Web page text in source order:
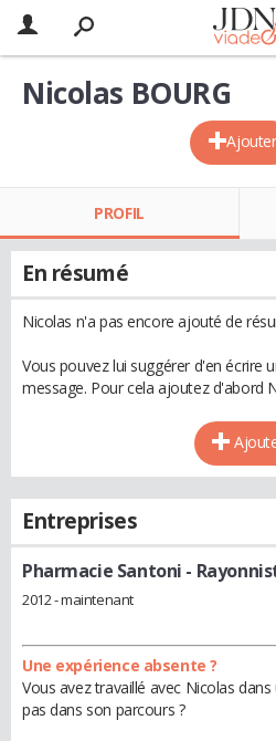
Ajouter
Nicolas BOURG
PROFIL
En résumé
Nicolas n'a pas encore ajouté de
Vous pouvez lui suggérer d'en écrire
message. Pour cela ajoutez d'abord
Entreprises
Pharmacie Santoni -
2012 - maintenant
Une expérience absente ?
Vous avez travaillé avec Nicolas
pas dans son parcours ?